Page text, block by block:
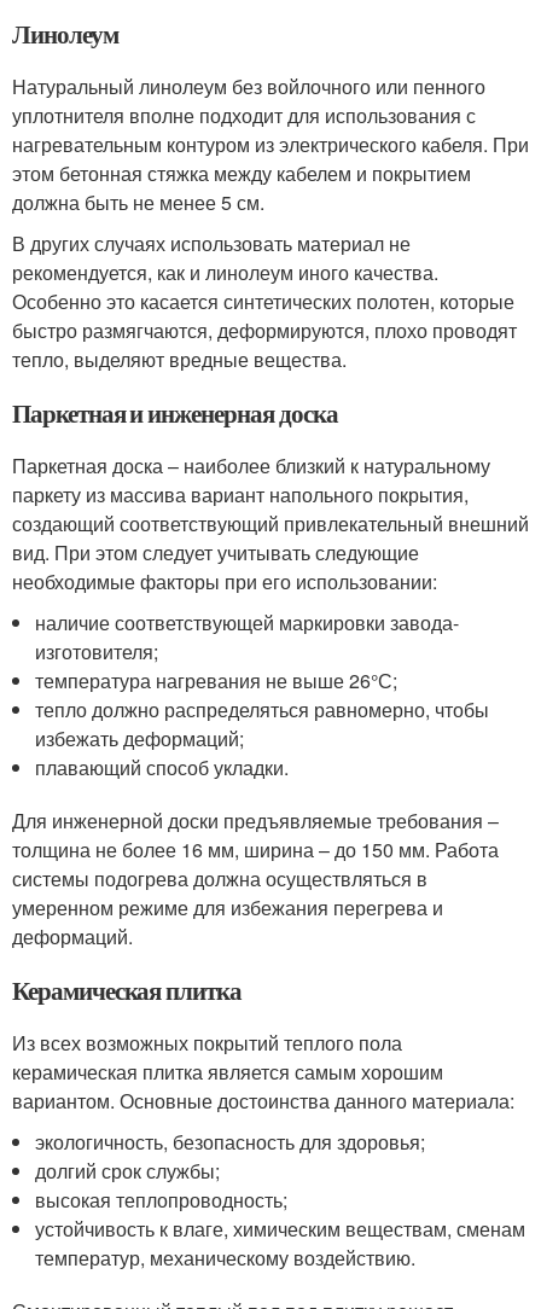
Линолеум
Натуральный линолеум без войлочного или пенного
уплотнителя вполне подходит для использования с
нагревательным контуром из электрического кабеля. При
этом бетонная стяжка между кабелем и покрытием
должна быть не менее 5 см.
В других случаях использовать материал не
рекомендуется, как и линолеум иного качества.
Особенно это касается синтетических полотен, которые
быстро размягчаются, деформируются, плохо проводят
тепло, выделяют вредные вещества.
Паркетная и инженерная доска
Паркетная доска – наиболее близкий к натуральному
паркету из массива вариант напольного покрытия,
создающий соответствующий привлекательный внешний
вид. При этом следует учитывать следующие
необходимые факторы при его использовании:
наличие соответствующей маркировки завода-
изготовителя;
температура нагревания не выше 26°С;
тепло должно распределяться равномерно, чтобы
избежать деформаций;
плавающий способ укладки.
Для инженерной доски предъявляемые требования –
толщина не более 16 мм, ширина – до 150 мм. Работа
системы подогрева должна осуществляться в
умеренном режиме для избежания перегрева и
деформаций.
Керамическая плитка
Из всех возможных покрытий теплого пола
керамическая плитка является самым хорошим
вариантом. Основные достоинства данного материала:
экологичность, безопасность для здоровья;
долгий срок службы;
высокая теплопроводность;
устойчивость к влаге, химическим веществам, сменам
температур, механическому воздействию.